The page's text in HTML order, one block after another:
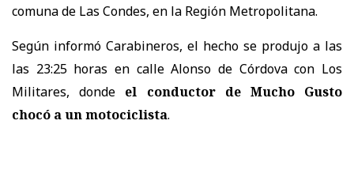
comuna de Las Condes, en la Región Metropolitana.
Según informó Carabineros, el hecho se produjo a las
las 23:25 horas en calle Alonso de Córdova con Los
Militares, donde el conductor de Mucho Gusto
chocó a un motociclista.